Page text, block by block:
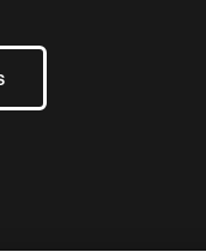
nueva
pestaña nueva